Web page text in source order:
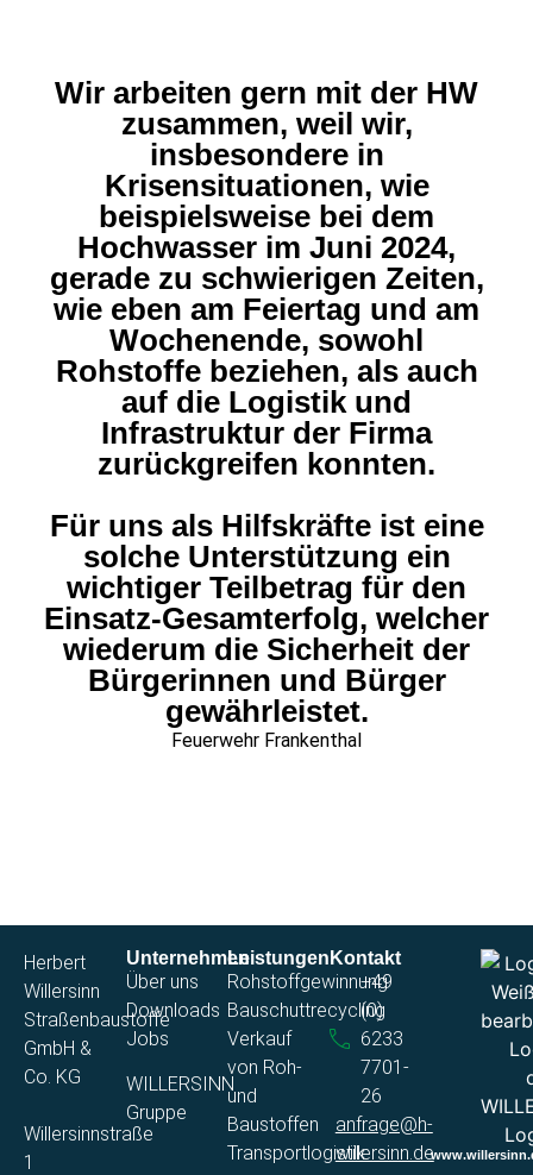
Wir arbeiten gern mit der HW
zusammen, weil wir,
insbesondere in
Krisensituationen, wie
beispielsweise bei dem
Hochwasser im Juni 2024,
gerade zu schwierigen Zeiten,
wie eben am Feiertag und am
Wochenende, sowohl
Rohstoffe beziehen, als auch
auf die Logistik und
Infrastruktur der Firma
zurückgreifen konnten.
Für uns als Hilfskräfte ist eine
solche Unterstützung ein
wichtiger Teilbetrag für den
Einsatz-Gesamterfolg, welcher
wiederum die Sicherheit der
Bürgerinnen und Bürger
gewährleistet.
Feuerwehr Frankenthal
Herbert
Willersinn
Straßenbaustoffe
GmbH &
Co. KG​
Willersinnstraße
1​
Unternehmen
Über uns
Downloads
Jobs
WILLERSINN
Gruppe
Leistungen
Rohstoffgewinnung​
Bauschuttrecycling​
Verkauf
von Roh-
und
Baustoffen
Transportlogistik
Kontakt
+49
(0)
6233
7701-
26
anfrage@h-
willersinn.de